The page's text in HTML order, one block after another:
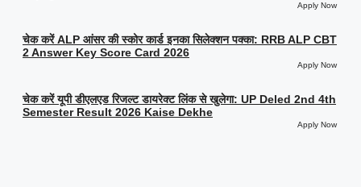
Apply Now
चेक करें ALP आंसर की स्कोर कार्ड इनका सिलेक्शन पक्का: RRB ALP CBT
2 Answer Key Score Card 2026
Apply Now
चेक करें यूपी डीएलएड रिजल्ट डायरेक्ट लिंक से खुलेगा: UP Deled 2nd 4th
Semester Result 2026 Kaise Dekhe
Apply Now